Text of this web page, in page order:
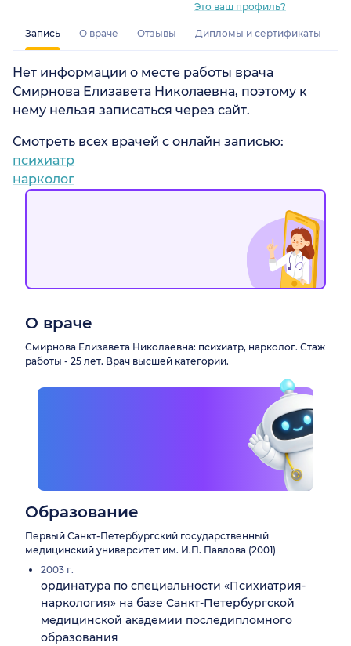
Это ваш профиль?
Запись О враче Отзывы Дипломы и сертификаты
Нет информации о месте работы врача
Смирнова Елизавета Николаевна, поэтому к
нему нельзя записаться через сайт.
Смотреть всех врачей с онлайн записью:
психиатр
нарколог
О враче
Смирнова Елизавета Николаевна: психиатр, нарколог. Стаж
работы - 25 лет. Врач высшей категории.
Образование
Первый Санкт-Петербургский государственный
медицинский университет им. И.П. Павлова (2001)
2003 г.
ординатура по специальности «Психиатрия-
наркология» на базе Санкт-Петербургской
медицинской академии последипломного
образования